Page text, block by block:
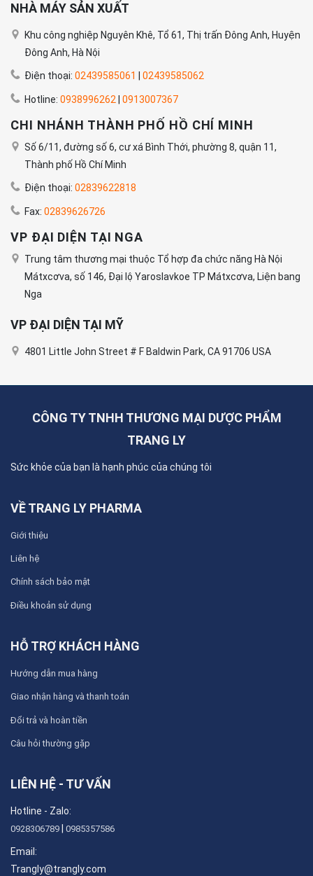
NHÀ MÁY SẢN XUẤT
Khu công nghiệp Nguyên Khê, Tổ 61, Thị trấn Đông Anh, Huyện
Đông Anh, Hà Nội
Điện thoại: 02439585061 02439585062
Hotline: 0938996262 0913007367
CHI NHÁNH THÀNH PHỐ HỒ CHÍ MINH
Số 6/11, đường số 6, cư xá Bình Thới, phường 8, quận 11,
Thành phố Hồ Chí Minh
Điện thoại: 02839622818
Fax: 02839626726
VP ĐẠI DIỆN TẠI NGA
Trung tâm thương mại thuộc Tổ hợp đa chức năng Hà Nội
Mátxcơva, số 146, Đại lộ Yaroslavkoe TP Mátxcơva, Liện bang
Nga
VP ĐẠI DIỆN TẠI MỸ
4801 Little John Street # F Baldwin Park, CA 91706 USA
CÔNG TY TNHH THƯƠNG MẠI DƯỢC PHẨM
TRANG LY
Sức khỏe của bạn là hạnh phúc của chúng tôi
VỀ TRANG LY PHARMA
Giới thiệu
Liên hệ
Chính sách bảo mật
Điều khoản sử dụng
HỖ TRỢ KHÁCH HÀNG
Hướng dẫn mua hàng
Giao nhận hàng và thanh toán
Đổi trả và hoàn tiền
Câu hỏi thường gặp
LIÊN HỆ - TƯ VẤN
Hotline - Zalo:
0928306789 0985357586
Email:
Trangly@trangly.com